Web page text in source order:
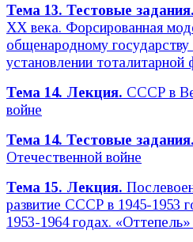
Тема 13. Тестовые задания.
XX века. Форсированная
общенародному
установлении тоталитарной
Тема 14. Лекция. СССР в
войне
Тема 14. Тестовые задания.
Отечественной войне
Тема 15. Лекция.
развитие СССР в 1945-1953
1953-1964 годах.